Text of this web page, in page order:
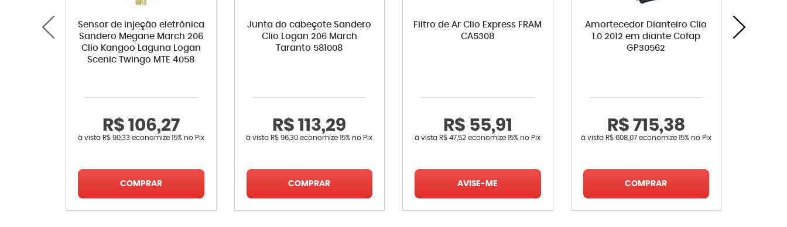
Sensor de injeção eletrônica
Sandero Megane March 206
Clio Kangoo Laguna Logan
Scenic Twingo MTE 4058
R$ 106,27
à vista R$ 90,33economize 15% no Pix
COMPRAR
Junta do cabeçote Sandero
Clio Logan 206 March
Taranto 581008
R$ 113,29
à vista R$ 96,30 economize15% no Pix
COMPRAR
Filtro de Ar Clio Express FRAM
CA5308
R$ 55,91
à vista R$ 47,52 economize15% no Pix
AVISE-ME
Amortecedor Dianteiro Clio
1.0 2012 em diante Cofap
GP30562
R$ 715,38
à vista R$ 608,07economize 15% no Pix
COMPRAR